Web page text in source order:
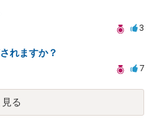
3
れますか？
7
る